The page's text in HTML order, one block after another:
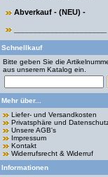
Abverkauf - (NEU) -
Schnellkauf
Bitte geben Sie die
aus unserem Katalog ein.
Mehr über...
Liefer- und Versandkosten
Privatsphäre und
Unsere AGB's
Impressum
Kontakt
Widerrufsrecht & Widerruf
Informationen